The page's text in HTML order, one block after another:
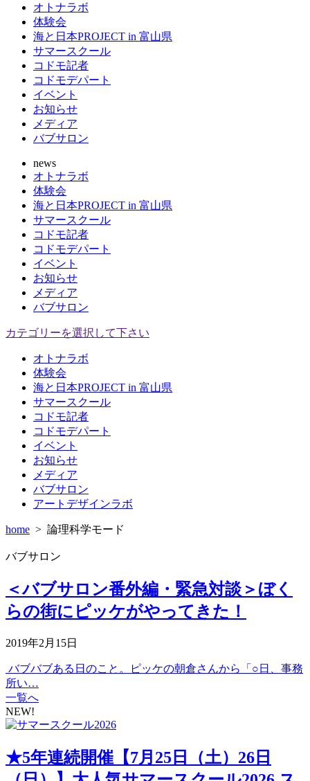
オトナラボ
体験会
海と日本PROJECT in 富山県
サマースクール
コドモ記者
コドモデパート
イベント
お知らせ
メディア
バブサロン
news
オトナラボ
体験会
海と日本PROJECT in 富山県
サマースクール
コドモ記者
コドモデパート
イベント
お知らせ
メディア
バブサロン
カテゴリーを選択して下さい
オトナラボ
体験会
海と日本PROJECT in 富山県
サマースクール
コドモ記者
コドモデパート
イベント
お知らせ
メディア
バブサロン
アートデザインラボ
home > 論理科学モード
バブサロン
＜バブサロン番外編・緊急対談＞ぼく
らの街にピッケがやってきた！
2019年2月15日
バブバブある日のこと。ピッケの朝倉さんから「○日、事務
所い…
一覧へ
NEW!
★5年連続開催【7月25日（土）26日